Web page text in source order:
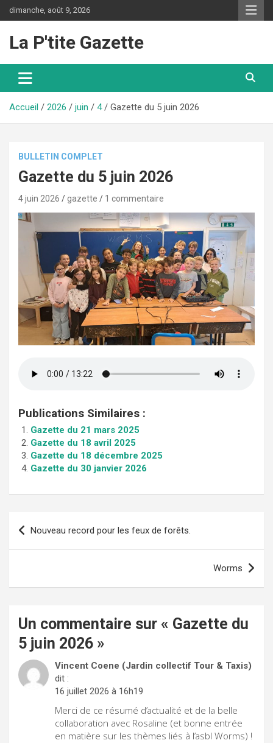
Aller
au
dimanche, août 9, 2026
La P'tite Gazette
Accueil 2026 juin 4 Gazette du 5 juin 2026
BULLETIN COMPLET
Gazette du 5 juin 2026
4 juin 2026 gazette 1 commentaire
Publications Similaires :
Gazette du 21 mars 2025
Gazette du 18 avril 2025
Gazette du 18 décembre 2025
Gazette du 30 janvier 2026
Navigation
de
Nouveau record pour les feux de forêts.
Worms
Un commentaire sur « Gazette du
5 juin 2026 »
Vincent Coene (Jardin collectif Tour & Taxis)
dit :
16 juillet 2026 à 16h19
Merci de ce résumé d’actualité et de la belle
collaboration avec Rosaline (et bonne entrée
en matière sur les thèmes liés à l’asbl Worms) !